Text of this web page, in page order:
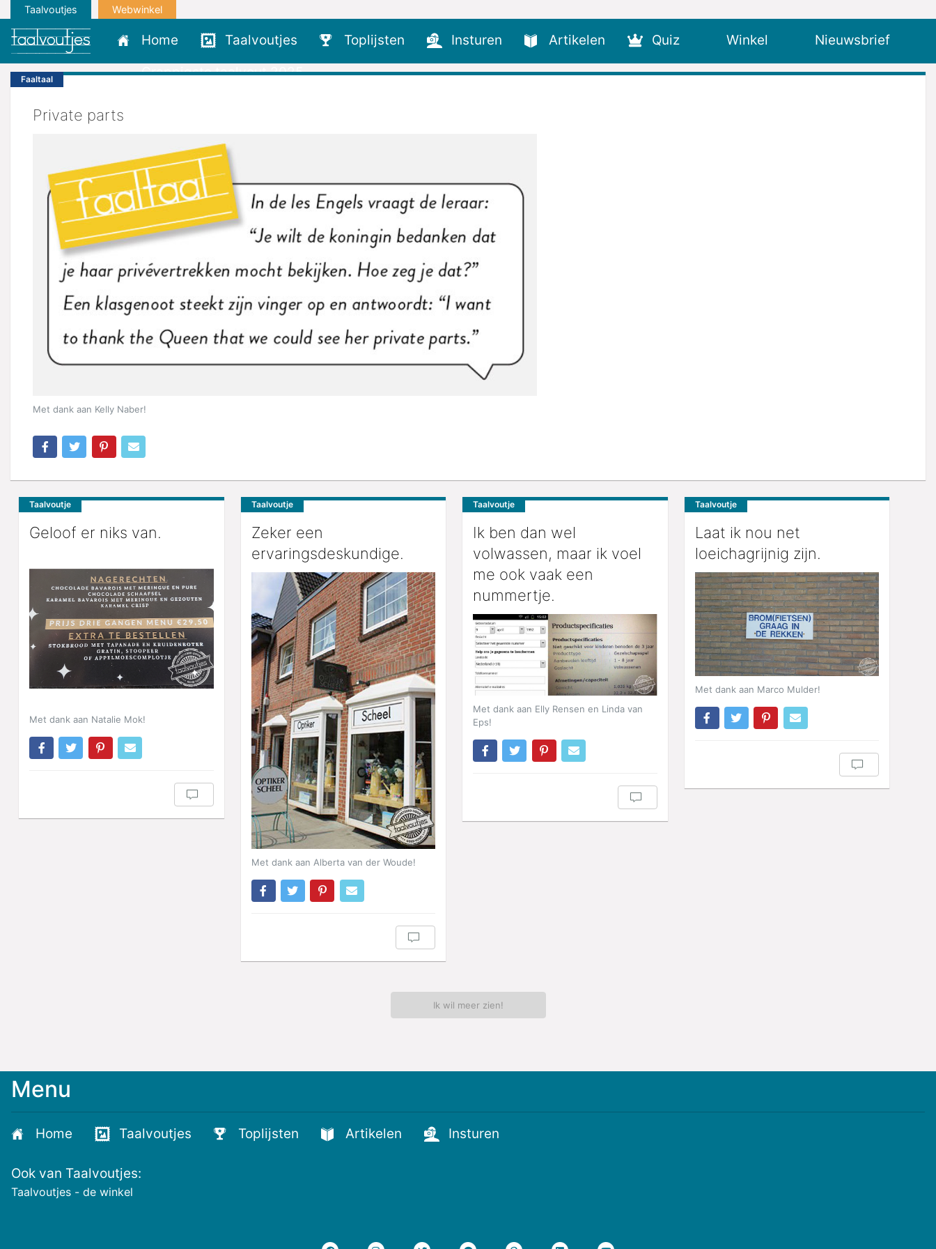
Taalvoutjes Webwinkel
Home Taalvoutjes Toplijsten Insturen Artikelen Quiz Winkel
Nieuwsbrief
Grappigste taalvout 2025
Faaltaal
Private parts
Met dank aan Kelly Naber!
Taalvoutje
Geloof er niks van.
Met dank aan Natalie Mok!
Taalvoutje
Zeker een
ervaringsdeskundige.
Met dank aan Alberta van der Woude!
Taalvoutje
Ik ben dan wel
volwassen, maar ik voel
me ook vaak een
nummertje.
Met dank aan Elly Rensen en Linda van
Eps!
Taalvoutje
Laat ik nou net
loeichagrijnig zijn.
Met dank aan Marco Mulder!
Ik wil meer zien!
Meld
voor
nieuwste
voutjes
Menu
Home Taalvoutjes Toplijsten Artikelen Insturen
Ook van Taalvoutjes:
Taalvoutjes - de winkel